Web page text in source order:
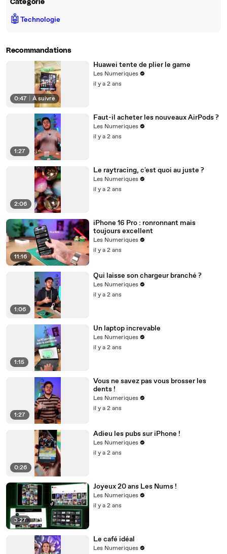
Catégorie
🤖Technologie
Recommandations
0:47 À suivre
Huawei tente de plier le game
Les Numeriques
il y a 2 ans
1:27
Faut-il acheter les nouveaux AirPods ?
Les Numeriques
il y a 2 ans
2:06
Le raytracing, c'est quoi au juste ?
Les Numeriques
il y a 2 ans
11:16
iPhone 16 Pro : ronronnant mais
toujours excellent
Les Numeriques
il y a 2 ans
1:06
Qui laisse son chargeur branché ?
Les Numeriques
il y a 2 ans
1:15
Un laptop increvable
Les Numeriques
il y a 2 ans
1:27
Vous ne savez pas vous brosser les
dents !
Les Numeriques
il y a 2 ans
0:26
Adieu les pubs sur iPhone !
Les Numeriques
il y a 2 ans
3:27
Joyeux 20 ans Les Nums !
Les Numeriques
il y a 2 ans
Le café idéal
Les Numeriques